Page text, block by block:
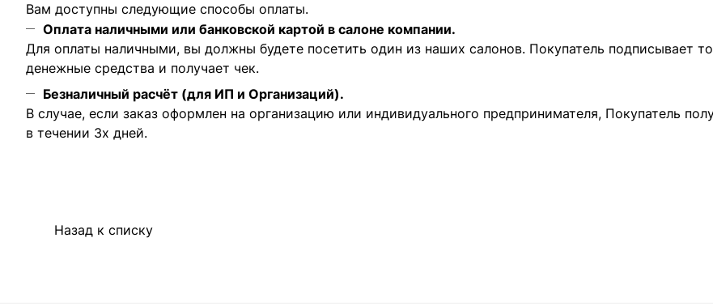
Вам доступны следующие способы оплаты.
Оплата наличными или банковской картой в салоне компании.
Для оплаты наличными, вы должны будете посетить один из наших салонов. Покупатель подписывает
денежные средства и получает чек.
Безналичный расчёт (для ИП и Организаций).
В случае, если заказ оформлен на организацию или индивидуального предпринимателя, Покупатель
в течении 3х дней.
Назад к списку